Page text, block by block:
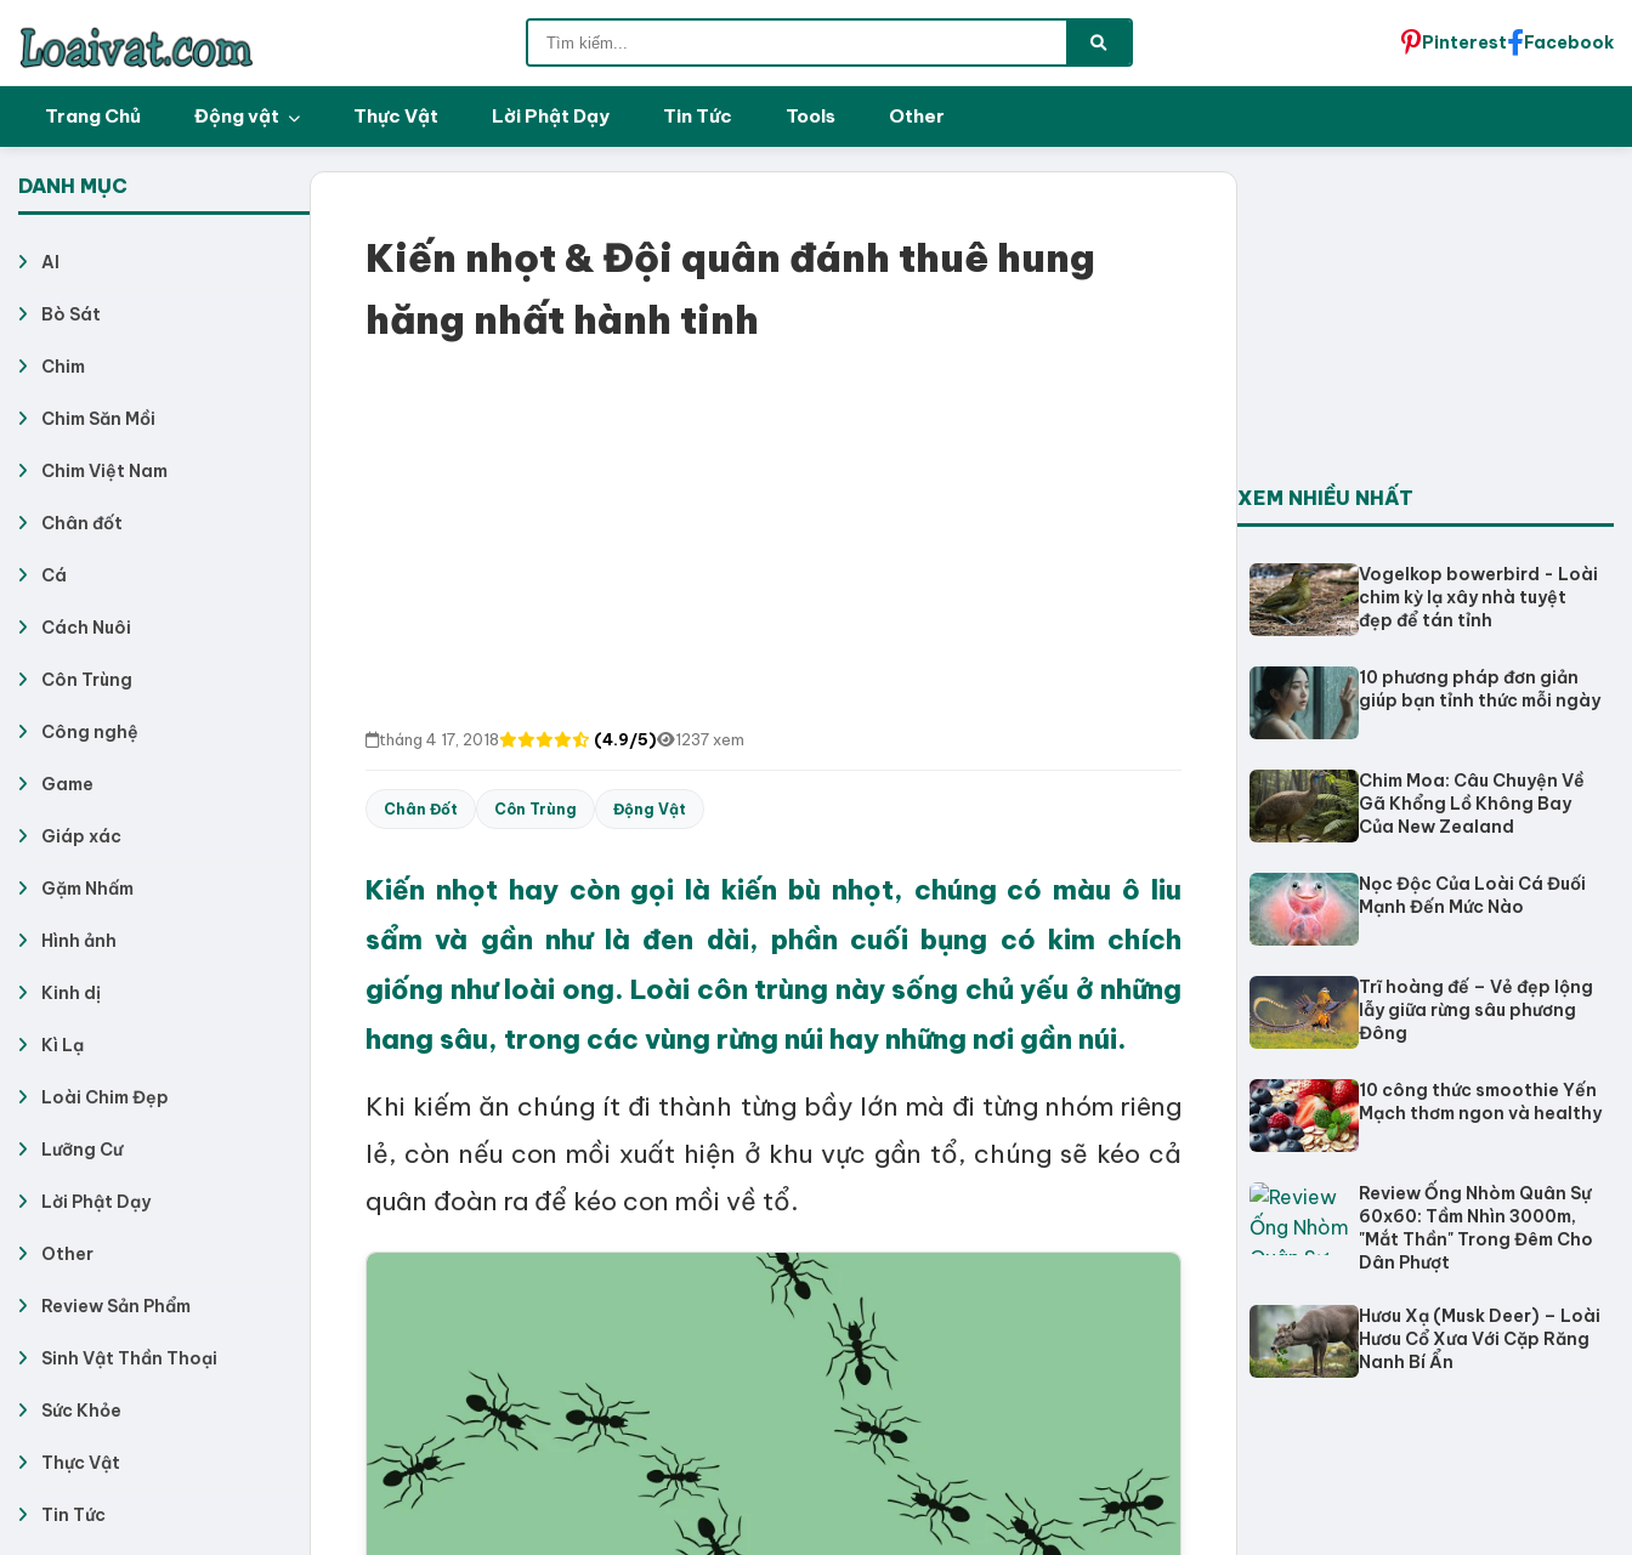
Pinterest Facebook
Trang Chủ Động vật Thực Vật Lời Phật Dạy Tin Tức Tools Other
DANH MỤC
AI
Bò Sát
Chim
Chim Săn Mồi
Chim Việt Nam
Chân đốt
Cá
Cách Nuôi
Côn Trùng
Công nghệ
Game
Giáp xác
Gặm Nhấm
Hình ảnh
Kinh dị
Kì Lạ
Loài Chim Đẹp
Lưỡng Cư
Lời Phật Dạy
Other
Review Sản Phẩm
Sinh Vật Thần Thoại
Sức Khỏe
Thực Vật
Tin Tức
Kiến nhọt & Đội quân đánh thuê hung
hăng nhất hành tinh
tháng 4 17, 2018 (4.9/5) 1237 xem
Chân Đốt Côn Trùng Động Vật
Kiến nhọt hay còn gọi là kiến bù nhọt, chúng có màu ô liu
sẩm và gần như là đen dài, phần cuối bụng có kim chích
giống như loài ong. Loài côn trùng này sống chủ yếu ở những
hang sâu, trong các vùng rừng núi hay những nơi gần núi.
Khi kiếm ăn chúng ít đi thành từng bầy lớn mà đi từng nhóm riêng
lẻ, còn nếu con mồi xuất hiện ở khu vực gần tổ, chúng sẽ kéo cả
quân đoàn ra để kéo con mồi về tổ.
XEM NHIỀU NHẤT
Vogelkop bowerbird - Loài
chim kỳ lạ xây nhà tuyệt
đẹp để tán tỉnh
10 phương pháp đơn giản
giúp bạn tỉnh thức mỗi ngày
Chim Moa: Câu Chuyện Về
Gã Khổng Lồ Không Bay
Của New Zealand
Nọc Độc Của Loài Cá Đuối
Mạnh Đến Mức Nào
Trĩ hoàng đế – Vẻ đẹp lộng
lẫy giữa rừng sâu phương
Đông
10 công thức smoothie Yến
Mạch thơm ngon và healthy
Review Ống Nhòm Quân Sự
60x60: Tầm Nhìn 3000m,
"Mắt Thần" Trong Đêm Cho
Dân Phượt
Hươu Xạ (Musk Deer) – Loài
Hươu Cổ Xưa Với Cặp Răng
Nanh Bí Ẩn